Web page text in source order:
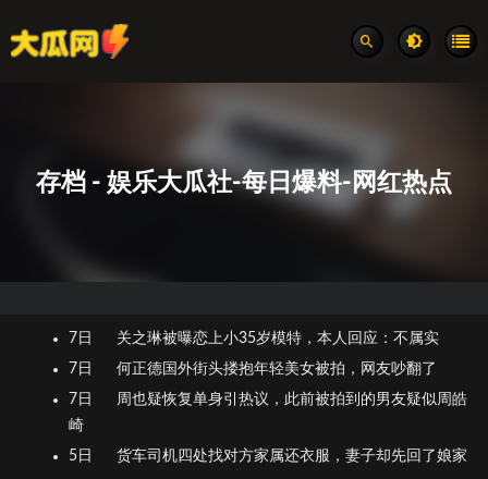
存档 - 娱乐大瓜社-每日爆料-网红热点
7日
关之琳被曝恋上小35岁模特，本人回应：不属实
7日
何正德国外街头搂抱年轻美女被拍，网友吵翻了
7日
周也疑恢复单身引热议，此前被拍到的男友疑似周皓
崎
5日
货车司机四处找对方家属还衣服，妻子却先回了娘家